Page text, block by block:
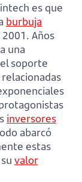
es que
burbuja
Años
una
soporte
inversores
abarcó
estas
valor